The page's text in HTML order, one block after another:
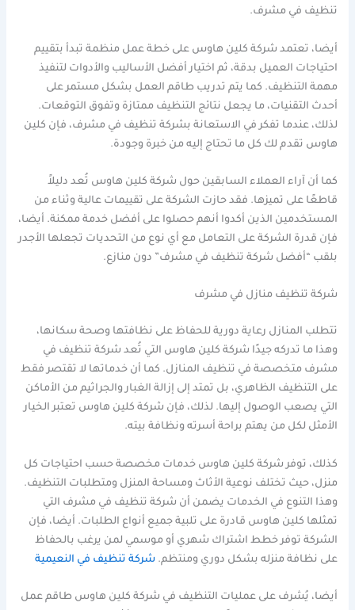
تنظيف في مشرف.
أيضا، تعتمد شركة كلين هاوس على خطة عمل منظمة تبدأ بتقييم
احتياجات العميل بدقة، ثم اختيار أفضل الأساليب والأدوات لتنفيذ
مهمة التنظيف. كما يتم تدريب طاقم العمل بشكل مستمر على
أحدث التقنيات، ما يجعل نتائج التنظيف ممتازة وتفوق التوقعات.
لذلك، عندما تفكر في الاستعانة بشركة تنظيف في مشرف، فإن كلين
هاوس تقدم لك كل ما تحتاج إليه من خبرة وجودة.
كما أن آراء العملاء السابقين حول شركة كلين هاوس تُعد دليلاً
قاطعًا على تميزها. فقد حازت الشركة على تقييمات عالية وثناء من
المستخدمين الذين أكدوا أنهم حصلوا على أفضل خدمة ممكنة. أيضا،
فإن قدرة الشركة على التعامل مع أي نوع من التحديات تجعلها الأجدر
بلقب “أفضل شركة تنظيف في مشرف” دون منازع.
شركة تنظيف منازل في مشرف
تتطلب المنازل رعاية دورية للحفاظ على نظافتها وصحة سكانها،
وهذا ما تدركه جيدًا شركة كلين هاوس التي تُعد شركة تنظيف في
مشرف متخصصة في تنظيف المنازل. كما أن خدماتها لا تقتصر فقط
على التنظيف الظاهري، بل تمتد إلى إزالة الغبار والجراثيم من الأماكن
التي يصعب الوصول إليها. لذلك، فإن شركة كلين هاوس تعتبر الخيار
الأمثل لكل من يهتم براحة أسرته ونظافة بيته.
كذلك، توفر شركة كلين هاوس خدمات مخصصة حسب احتياجات كل
منزل، حيث تختلف نوعية الأثاث ومساحة المنزل ومتطلبات التنظيف.
وهذا التنوع في الخدمات يضمن أن شركة تنظيف في مشرف التي
تمثلها كلين هاوس قادرة على تلبية جميع أنواع الطلبات. أيضا، فإن
الشركة توفر خطط اشتراك شهري أو موسمي لمن يرغب بالحفاظ
على نظافة منزله بشكل دوري ومنتظم.شركة تنظيف في النعيمية
أيضا، يُشرف على عمليات التنظيف في شركة كلين هاوس طاقم عمل